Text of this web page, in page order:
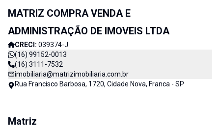
MATRIZ COMPRA VENDA E
ADMINISTRAÇÃO DE IMOVEIS LTDA
CRECI: 039374-J
(16) 99152-0013
(16) 3111-7532
imobiliaria@matrizimobiliaria.com.br
Rua Francisco Barbosa, 1720, Cidade Nova, Franca - SP
Matriz